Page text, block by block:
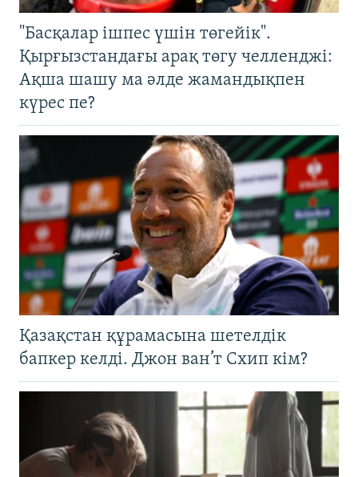
"Басқалар ішпес үшін төгейік".
Қырғызстандағы арақ төгу челленджі:
Ақша шашу ма әлде жамандықпен
күрес пе?
Қазақстан құрамасына шетелдік
бапкер келді. Джон ван’т Схип кім?